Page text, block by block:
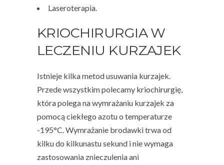
Laseroterapia.
KRIOCHIRURGIA W
LECZENIU KURZAJEK
Istnieje kilka metod usuwania kurzajek.
Przede wszystkim polecamy kriochirurgię,
która polega na wymrażaniu kurzajek za
pomocą ciekłego azotu o temperaturze
-195°C. Wymrażanie brodawki trwa od
kilku do kilkunastu sekund i nie wymaga
zastosowania znieczulenia ani